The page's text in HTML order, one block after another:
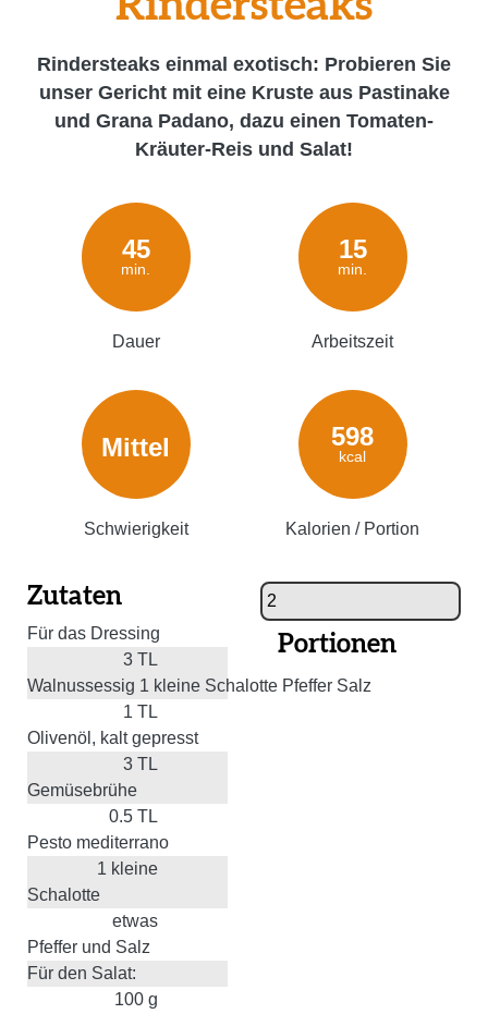
Rindersteaks einmal exotisch: Probieren Sie
unser Gericht mit eine Kruste aus Pastinake
und Grana Padano, dazu einen Tomaten-
Kräuter-Reis und Salat!
45
min.
Dauer
15
min.
Arbeitszeit
Mittel
Schwierigkeit
598
kcal
Kalorien / Portion
Zutaten
Für das Dressing
3 TL
Walnussessig 1 kleine Schalotte Pfeffer Salz
1 TL
Olivenöl, kalt gepresst
3 TL
Gemüsebrühe
0.5 TL
Pesto mediterrano
1 kleine
Schalotte
etwas
Pfeffer und Salz
Für den Salat:
100 g
Portionen